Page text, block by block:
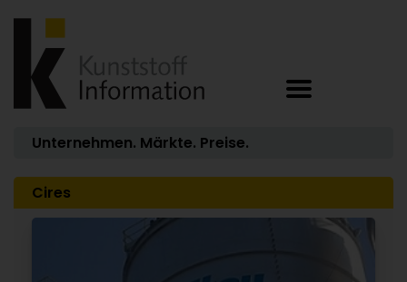
Unternehmen. Märkte. Preise.
Cires